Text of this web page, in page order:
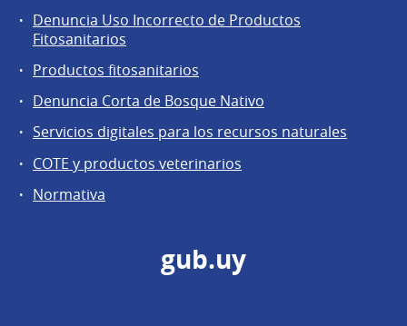
Denuncia Uso Incorrecto de Productos
Fitosanitarios
Productos fitosanitarios
Denuncia Corta de Bosque Nativo
Servicios digitales para los recursos naturales
COTE y productos veterinarios
Normativa
gub.uy